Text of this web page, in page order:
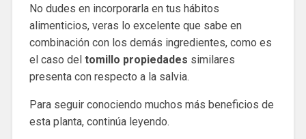
No dudes en incorporarla en tus hábitos
alimenticios, veras lo excelente que sabe en
combinación con los demás ingredientes, como es
el caso del tomillo propiedades similares
presenta con respecto a la salvia.
Para seguir conociendo muchos más beneficios de
esta planta, continúa leyendo.